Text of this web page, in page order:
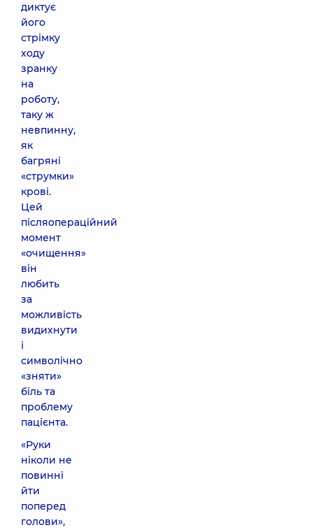
диктує
його
стрімку
ходу
зранку
на
роботу,
таку ж
невпинну,
як
багряні
«струмки»
крові.
Цей
післяопераційний
момент
«очищення»
він
любить
за
можливість
видихнути
і
символічно
«зняти»
біль та
проблему
пацієнта.
«Руки
ніколи не
повинні
йти
поперед
голови»,